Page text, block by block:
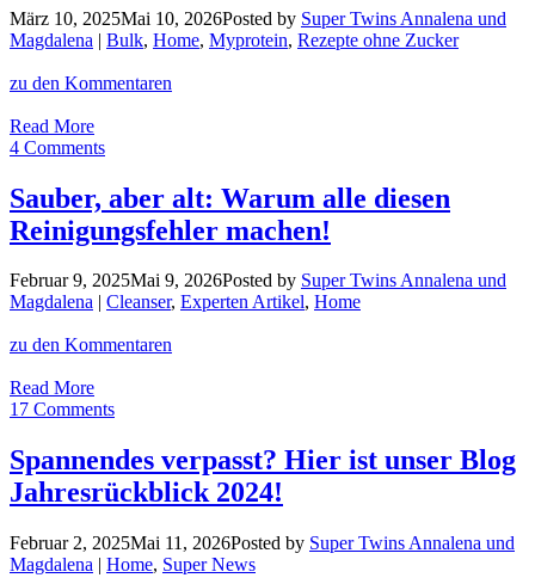
LED
Technologie
&
rotem
Lippenstift
strahlst!
März 10, 2025Mai 10, 2026Posted by Super Twins Annalena und
Magdalena | Bulk, Home, Myprotein, Rezepte ohne Zucker
zu den Kommentaren
Read MoreUnser
gesundes
Bissen
und
seid
in
Montenegro!
4 Comments
Sauber, aber alt: Warum alle diesen
Reinigungsfehler machen!
Februar 9, 2025Mai 9, 2026Posted by Super Twins Annalena und
Magdalena | Cleanser, Experten Artikel, Home
zu den Kommentaren
Read MoreSauber,
aber
Warum
alle
diesen
machen!
17 Comments
Spannendes verpasst? Hier ist unser Blog
Jahresrückblick 2024!
Februar 2, 2025Mai 11, 2026Posted by Super Twins Annalena und
Magdalena | Home, Super News